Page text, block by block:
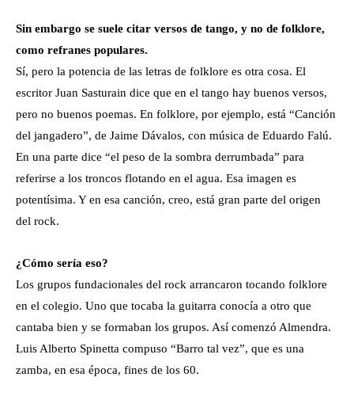
Sin embargo se suele citar versos de tango, y no de folklore,
como refranes populares.
Sí, pero la potencia de las letras de folklore es otra cosa. El
escritor Juan Sasturain dice que en el tango hay buenos versos,
pero no buenos poemas. En folklore, por ejemplo, está “Canción
del jangadero”, de Jaime Dávalos, con música de Eduardo Falú.
En una parte dice “el peso de la sombra derrumbada” para
referirse a los troncos flotando en el agua. Esa imagen es
potentísima. Y en esa canción, creo, está gran parte del origen
del rock.
¿Cómo sería eso?
Los grupos fundacionales del rock arrancaron tocando folklore
en el colegio. Uno que tocaba la guitarra conocía a otro que
cantaba bien y se formaban los grupos. Así comenzó Almendra.
Luis Alberto Spinetta compuso “Barro tal vez”, que es una
zamba, en esa época, fines de los 60.